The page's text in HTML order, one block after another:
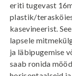
eriti tugevast
plastik/
kasevineerist.
lapsele
ja läbipugemise
saab ronida